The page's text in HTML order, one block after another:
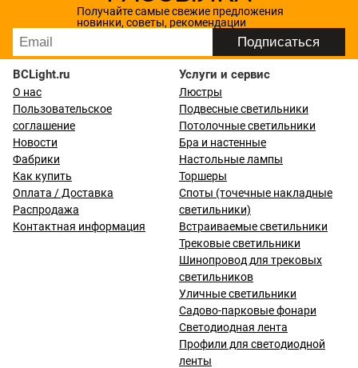
Получайте самые свежие предложения
новинки, советы, рекомендации
BCLight.ru
О нас
Пользовательское
соглашение
Новости
Фабрики
Как купить
Оплата / Доставка
Распродажа
Контактная информация
Услуги и сервис
Люстры
Подвесные светильники
Потолочные светильники
Бра и настенные
Настольные лампы
Торшеры
Споты (точечные накладные
светильники)
Встраиваемые светильники
Трековые светильники
Шинопровод для трековых
светильников
Уличные светильники
Садово-парковые фонари
Светодиодная лента
Профили для светодиодной
ленты